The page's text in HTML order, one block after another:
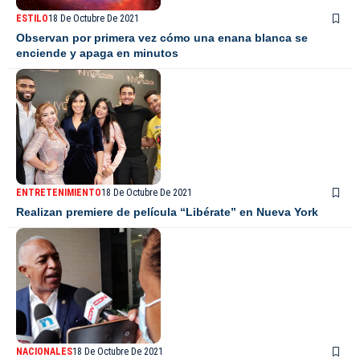
ESTILO18 De Octubre De 2021
Observan por primera vez cómo una enana blanca se
enciende y apaga en minutos
ENTRETENIMIENTO18 De Octubre De 2021
Realizan premiere de película “Libérate” en Nueva York
NACIONALES18 De Octubre De 2021